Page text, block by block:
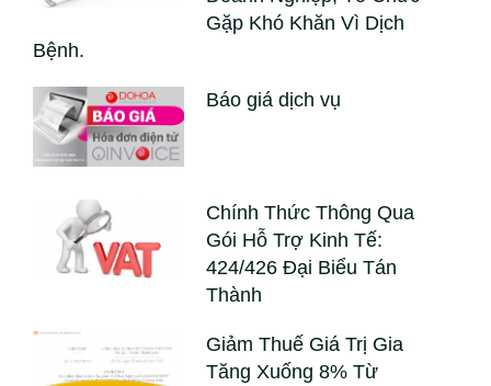
Gặp Khó Khăn Vì Dịch
Bệnh.
Báo giá dịch vụ
Chính Thức Thông Qua
Gói Hỗ Trợ Kinh Tế:
424/426 Đại Biểu Tán
Thành
Giảm Thuế Giá Trị Gia
Tăng Xuống 8% Từ